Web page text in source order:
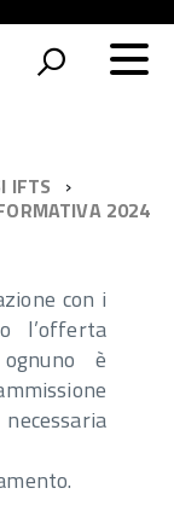
IFTS
2024
con i
l’offerta
è